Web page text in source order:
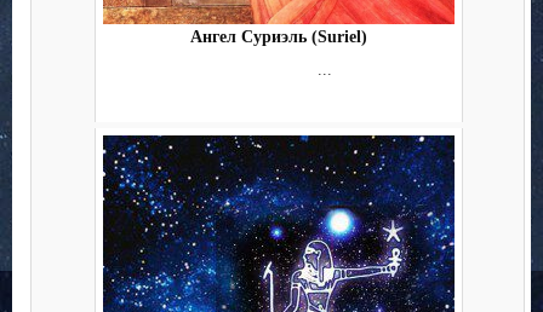
Ангел Суриэль (Suriel)